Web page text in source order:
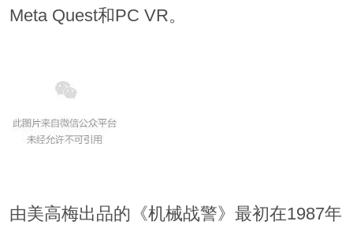
Meta Quest和PC VR。
由美高梅出品的《机械战警》最初在1987年